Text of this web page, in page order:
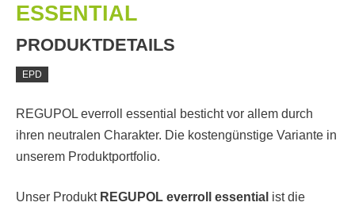
ESSENTIAL
PRODUKTDETAILS
EPD
REGUPOL everroll essential besticht vor allem durch
ihren neutralen Charakter. Die kostengünstige Variante in
unserem Produktportfolio.
Unser Produkt REGUPOL everroll essential ist die